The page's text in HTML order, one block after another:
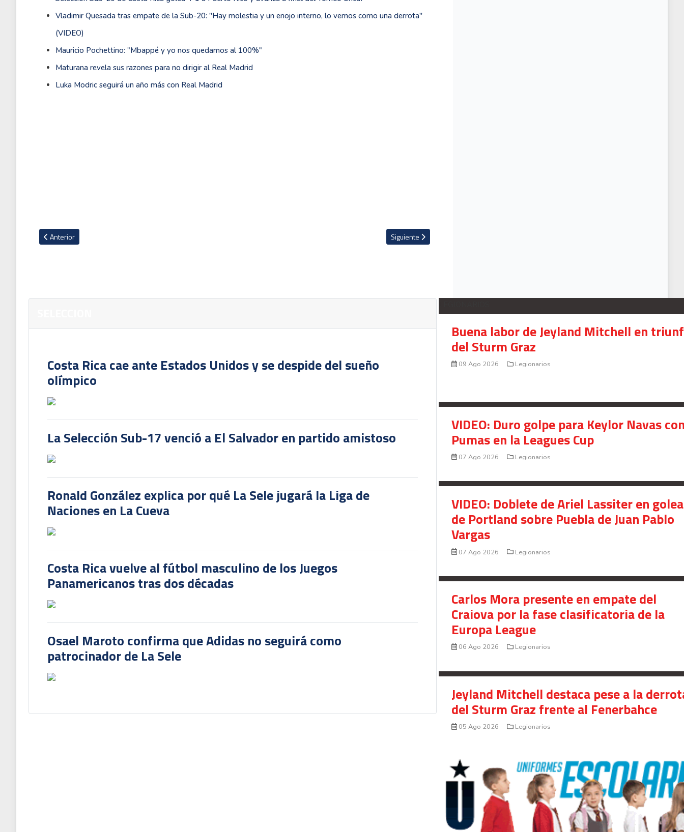
Vladimir Quesada tras empate de la Sub-20: ''Hay molestia y un enojo interno, lo vemos como una derrota''
(VIDEO)
Mauricio Pochettino: "Mbappé y yo nos quedamos al 100%"
Maturana revela sus razones para no dirigir al Real Madrid
Luka Modric seguirá un año más con Real Madrid
Artículo anterior: Costa Rica remonta 5-4 ante El Salvador y se consagra campeón deUncaf Sub-20
Anterior Artículo siguiente: Luis Fernando Suárez: "Me preocupa mucho y respeto mucho a Nueva
Siguiente
Costa Rica cae ante Estados Unidos y se despide del sueño
olímpico
La Selección Sub-17 venció a El Salvador en partido amistoso
Ronald González explica por qué La Sele jugará la Liga de
Naciones en La Cueva
Costa Rica vuelve al fútbol masculino de los Juegos
Panamericanos tras dos décadas
Osael Maroto confirma que Adidas no seguirá como
patrocinador de La Sele
Buena labor de Jeyland Mitchell en
del Sturm Graz
09 Ago 2026 Legionarios
VIDEO: Duro golpe para Keylor Navas
Pumas en la Leagues Cup
07 Ago 2026 Legionarios
VIDEO: Doblete de Ariel Lassiter en
de Portland sobre Puebla de Juan Pablo
Vargas
07 Ago 2026 Legionarios
Carlos Mora presente en empate del
Craiova por la fase clasificatoria de la
Europa League
06 Ago 2026 Legionarios
Jeyland Mitchell destaca pese a la
del Sturm Graz frente al Fenerbahce
05 Ago 2026 Legionarios